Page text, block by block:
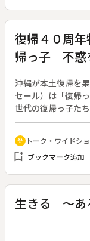
夫婦の事件の核心
（田中美佐子）と
なる。
復帰４０周
帰っ子 不惑
沖縄が本土復帰を
セール）は「復帰
世代の復帰っ子た
う。◆沖縄出身の
まれの復帰っ子。
く、不惑の年を迎
郷に戻り、同世代
ーマは、沖縄が抱
継承」「観光」「
ゲスト４６人が集
adaptive_audio_mic トーク・ワイドシ
bookmark_add ブックマーク追加
生きる ～あ